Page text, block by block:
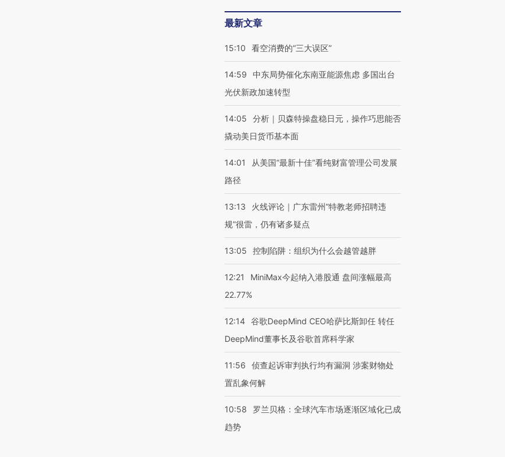
最新文章
15:10 看空消费的“三大误区”
14:59
中东局势催化东南亚能源焦虑 多国出台
光伏新政加速转型
14:05
分析｜贝森特操盘稳日元，操作巧思能否
撬动美日货币基本面
14:01
从美国“最新十佳”看纯财富管理公司发展
路径
13:13
火线评论｜广东雷州“特教老师招聘违
规”很雷，仍有诸多疑点
13:05 控制陷阱：组织为什么会越管越胖
12:21
MiniMax今起纳入港股通 盘间涨幅最高
22.77%
12:14 谷歌DeepMind CEO哈萨比斯卸任 转任
DeepMind董事长及谷歌首席科学家
11:56
侦查起诉审判执行均有漏洞 涉案财物处
置乱象何解
10:58
罗兰贝格：全球汽车市场逐渐区域化已成
趋势